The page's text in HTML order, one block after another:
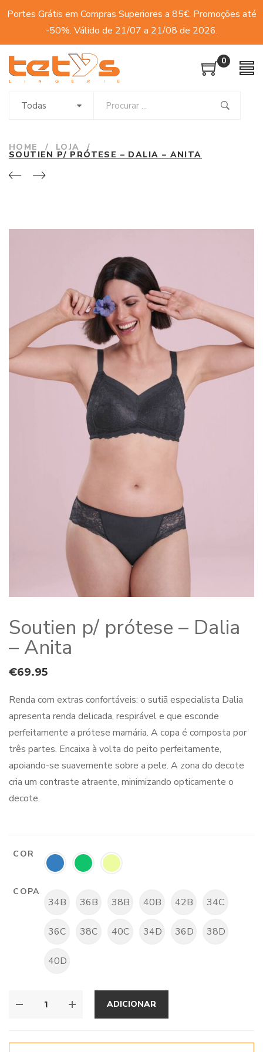
Portes Grátis em Compras Superiores a 85€. Promoções até
-50%. Válido de 21/07 a 21/08 de 2026.
0
Todas
HOME / LOJA /
SOUTIEN P/ PRÓTESE – DALIA – ANITA
Soutien p/ prótese – Dalia
– Anita
€69.95
Renda com extras confortáveis: o sutiã especialista Dalia
apresenta renda delicada, respirável e que esconde
perfeitamente a prótese mamária. A copa é composta por
três partes. Encaixa à volta do peito perfeitamente,
apoiando-se suavemente sobre a pele. A zona do decote
cria um contraste atraente, minimizando opticamente o
decote.
COR
COPA
34B 36B 38B 40B 42B 34C
36C 38C 40C 34D 36D 38D
40D
ADICIONAR